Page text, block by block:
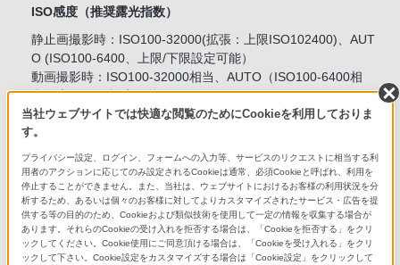
ISO感度（推奨露光指数）
静止画撮影時：ISO100-32000(拡張：上限ISO102400)、AUT
O (ISO100-6400、上限/下限設定可能）
動画撮影時：ISO100-32000相当、AUTO（ISO100-6400相
当、上限/下限設定可能）
ファインダー
形式
1.0cm(0.39型) 電子式ビューファインダー
総ドット数
当社ウェブサイトでは快適な閲覧のためにCookieを利用しておりま
す。
プライバシー設定、ログイン、フォームへの入力等、サービスのリクエストに相当する利
用者のアクションに応じてのみ設定されるCookieは通常、必須Cookieと呼ばれ、利用を
停止することができません。また、当社は、ウェブサイトにおけるお客様の利用状況を分
析するため、あるいは個々のお客様に対してよりカスタマイズされたサービス・広告を提
供する等の目的のため、Cookieおよび類似技術を使用して一定の情報を収集する場合が
あります。それらのCookieの受け入れを拒否する場合は、「Cookieを拒否する」をクリ
ックしてください。Cookie使用にご同意頂ける場合は、「Cookieを受け入れる」をクリ
ックして下さい。Cookie設定をカスタマイズする場合は「Cookie設定」をクリックして